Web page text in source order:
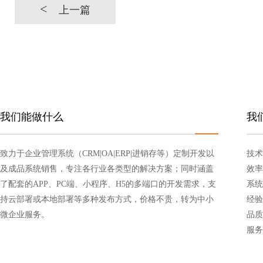
< 上一篇
我们能做什么
致力于企业管理系统（CRM|OA|ERP|进销存等）定制开发以
及成品系统销售，专注各行业各类型的解决方案；同时涵盖
了配套的APP、PC端、小程序、H5的多端口的开发需求，支
持云部署或本地部署等多种发布方式，价格不贵，转为中小
微企业服务。
我
技
效
系
经
品
服